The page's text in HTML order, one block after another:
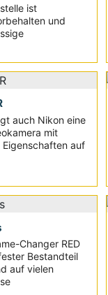
ist
und
auch Nikon eine
mit
Eigenschaften auf
Changer RED
Bestandteil
auf vielen